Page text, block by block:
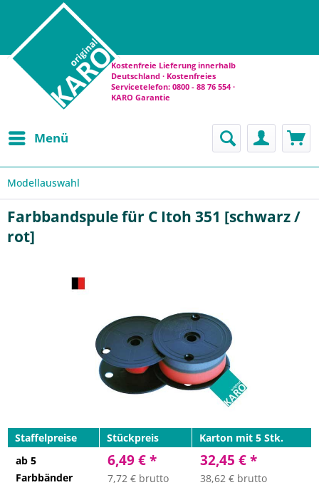
Kostenfreie Lieferung innerhalb
Deutschland · Kostenfreies
Servicetelefon: 0800 - 88 76 554 ·
KARO Garantie
Menü
Modellauswahl
Farbbandspule für C Itoh 351 [schwarz /
rot]
Staffelpreise Stückpreis
Karton mit 5 Stk.
ab 5
Farbbänder
6,49 € *
7,72 € brutto
32,45 € *
38,62 € brutto